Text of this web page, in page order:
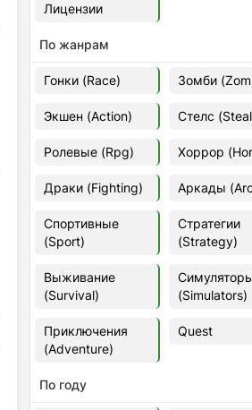
Ghost of Tsushima:
v.1053.9.0623.1807 [Папка
Euro Truck Simulator 2
[Папка игры] (2012)
37,77 Гб
Forza Horizon 5 v.688.044
[Папка игры] (2021)
2021
V Rising
2024
Лицензии
По жанрам
Гонки (Race) Зомби
Экшен (Action) Стелс
Ролевые (Rpg) Хоррор
Драки (Fighting) Аркады
Спортивные
(Sport)
Стратегии
(Strategy)
Выживание
(Survival)
(Simulators)
Приключения
(Adventure)
Quest
По году